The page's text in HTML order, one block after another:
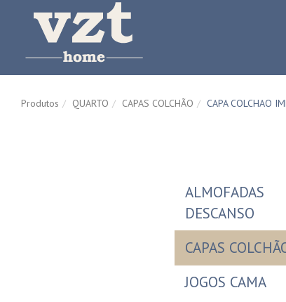
Produtos QUARTO CAPAS COLCHÃO CAPA COLCHAO
ALMOFADAS
DESCANSO
CAPAS
JOGOS CAMA